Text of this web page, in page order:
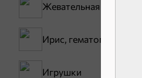
Жевательная резинка
Ирис, гематоген
Игрушки